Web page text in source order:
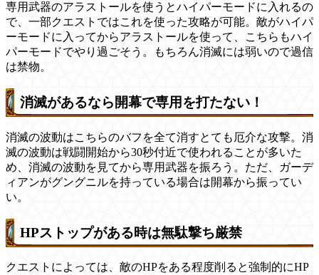
専用武器のアラストールを使うとハイパーモードに入れるの
で、一部クエストではこれを使った攻略が可能。敵がハイパ
ーモードに入ってからアラストールを使って、こちらもハイ
パーモードでやり過ごそう。もちろん消滅には弱いので過信
は禁物。
消滅があるなら開幕で専用を打たない！
消滅の波動はこちらのバフを全て消すとても厄介な攻撃。消
滅の波動は戦闘開始から30秒付近で使われることが多いた
め、消滅の波動を見てから専用武器を振ろう。ただ、ガーデ
ィアンがグングニルを持っている場合は開幕から振ってい
い。
HPストップがある時は無駄撃ち厳禁
クエストによっては、敵のHPをある程度削ると強制的にHP